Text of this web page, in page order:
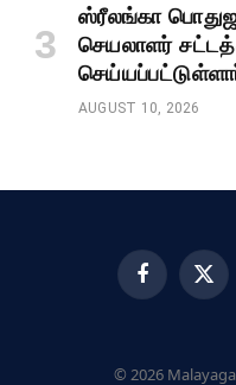
ஸ்ரீலங்கா
செயலாளர்
AUGUST 10, 2026
FacebookX
© 2026